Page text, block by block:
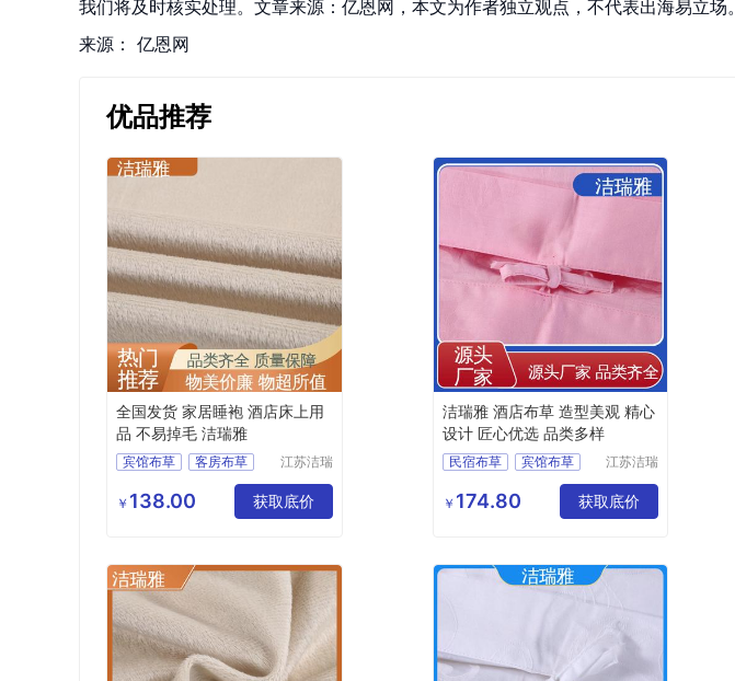
我们将及时核实处理。文章来源：亿恩网，本文为作者独立观点，不代表出海易立场。
来源： 亿恩网
优品推荐
全国发货 家居睡袍 酒店床上用
品 不易掉毛 洁瑞雅
宾馆布草
客房布草
酒店睡袍
酒店床上用品
江苏洁瑞
有限公司
￥ 138.00 获取底价
洁瑞雅 酒店布草 造型美观 精心
设计 匠心优选 品类多样
民宿布草
宾馆布草
酒店床上用品
江苏洁瑞
有限公司
￥ 174.80 获取底价